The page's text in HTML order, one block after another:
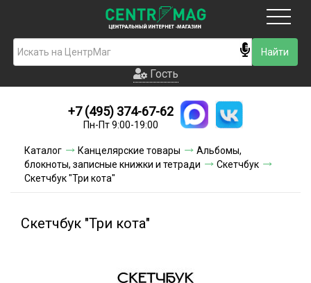
Гость
Новинки
Условия доставки
Условия оплаты
Гость
+7 (495) 374-67-62
Пн-Пт 9:00-19:00
Каталог Канцелярские товары
Альбомы,
блокноты, записные книжки и тетради
Скетчбук
Скетчбук "Три кота"
Скетчбук "Три кота"